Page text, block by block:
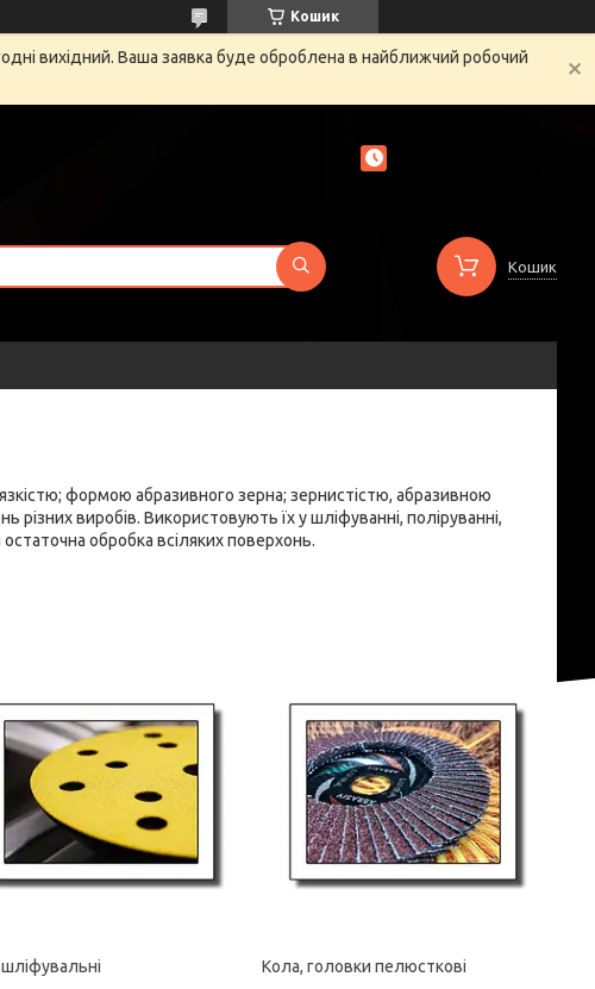
Кошик
вихідний. Ваша заявка буде оброблена в найближчий робочий
Кошик
формою абразивного зерна; зернистістю, абразивною
різних виробів. Використовують їх у шліфуванні, поліруванні,
остаточна обробка всіляких поверхонь.
Кола, головки пелюсткові